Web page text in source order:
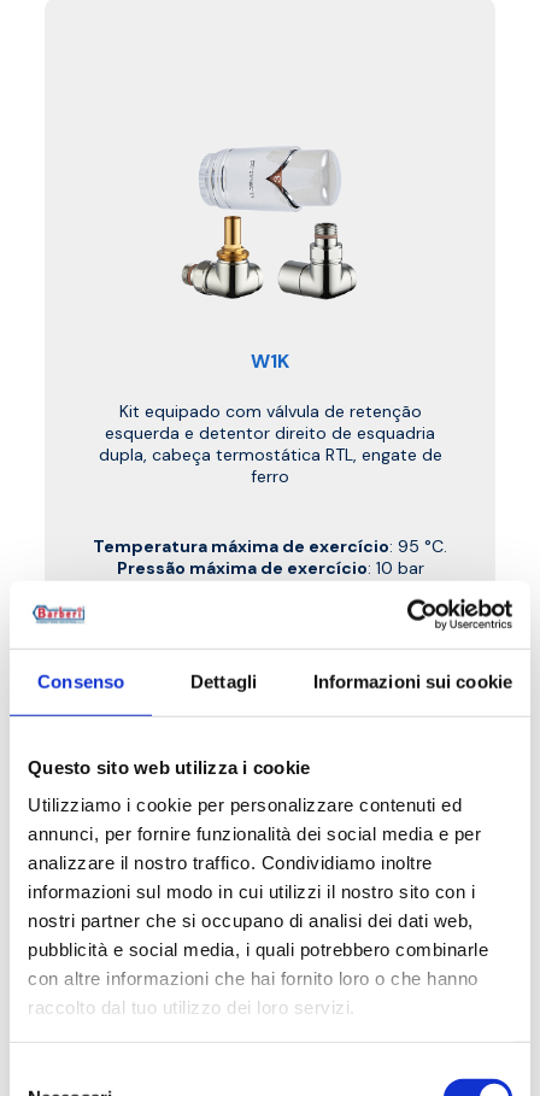
Consenso Dettagli Informazioni sui cookie
Questo sito web utilizza i cookie
Utilizziamo i cookie per personalizzare contenuti ed
annunci, per fornire funzionalità dei social media e per
analizzare il nostro traffico. Condividiamo inoltre
informazioni sul modo in cui utilizzi il nostro sito con i
nostri partner che si occupano di analisi dei dati web,
pubblicità e social media, i quali potrebbero combinarle
con altre informazioni che hai fornito loro o che hanno
raccolto dal tuo utilizzo dei loro servizi.
W1K
Kit equipado com válvula de retenção
esquerda e detentor direito de esquadria
dupla, cabeça termostática RTL, engate de
ferro
Temperatura máxima de exercício: 95 °C.
Pressão máxima de exercício: 10 bar
Ir para o produto